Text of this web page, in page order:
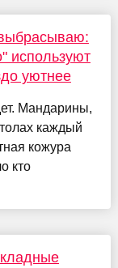
используют
уютнее
Мандарины,
каждый
кожура
кто